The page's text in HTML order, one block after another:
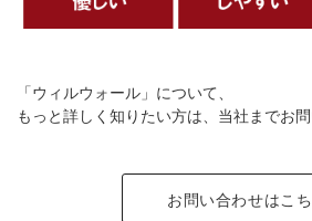
「ウィルウォール」について、
もっと詳しく知りたい方は、当社までお問
お問い合わせはこ